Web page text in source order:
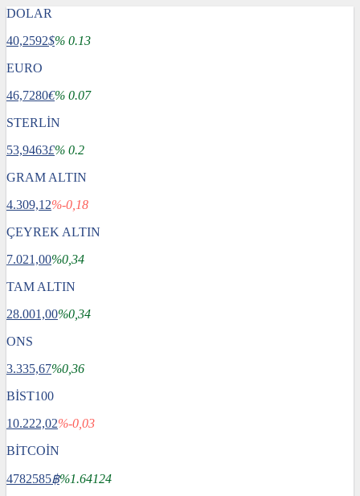
DOLAR
40,2592$% 0.13
EURO
46,7280€% 0.07
STERLİN
53,9463£% 0.2
GRAM ALTIN
4.309,12%-0,18
ÇEYREK ALTIN
7.021,00%0,34
TAM ALTIN
28.001,00%0,34
ONS
3.335,67%0,36
BİST100
10.222,02%-0,03
BİTCOİN
4782585฿%1.64124